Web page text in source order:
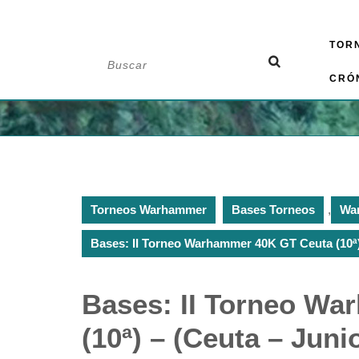
Torneos Warhammer Bases Torneos ,
Bases: II Torneo Warhammer 40K GT Ceuta
Bases: II Torneo
(10ª) – (Ceuta –